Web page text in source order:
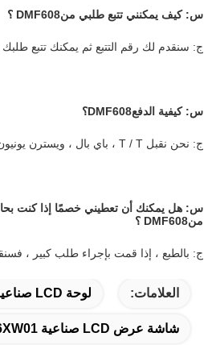
س: كيف يمكنني تتبع طلبي منDMF608 ؟
ج: سنقدم لك رقم التتبع ثم يمكنك تتبع طلبك
س: كيفية الدفعDMF608؟
ج: نحن نقبل T / T ، باي بال ، ويسترن يونيون.
س: هل يمكنك أن تعطيني خصمًا إذا كنت
منDMF608 ؟
ج: بالطبع ، إذا قمت بإجراء طلب كبير ،
العلامات: لوحة LCD صناعية مقاس 10.1 بوصة
شاشة عرض LCD صناعية G156XW01